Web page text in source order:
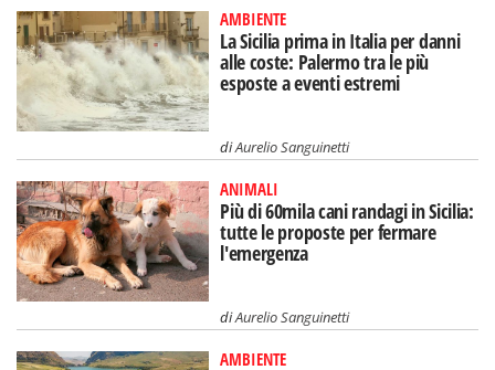
AMBIENTE
La Sicilia prima in Italia per danni
alle coste: Palermo tra le più
esposte a eventi estremi
diAurelio Sanguinetti
ANIMALI
Più di 60mila cani randagi in Sicilia:
tutte le proposte per fermare
l'emergenza
diAurelio Sanguinetti
AMBIENTE